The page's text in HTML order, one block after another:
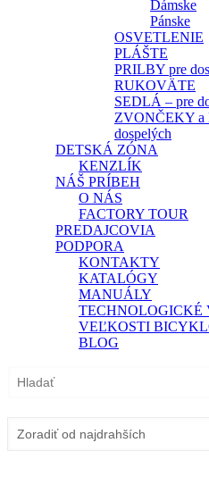
Dámske
Pánske
OSVETLENIE
PLÁŠTE
PRILBY pre
RUKOVÄTE
SEDLÁ – pre
ZVONČEKY
dospelých
DETSKÁ ZÓNA
KENZLÍK
NÁŠ PRÍBEH
O NÁS
FACTORY TOUR
PREDAJCOVIA
PODPORA
KONTAKTY
KATALÓGY
MANUÁLY
VEĽKOSTI
BLOG